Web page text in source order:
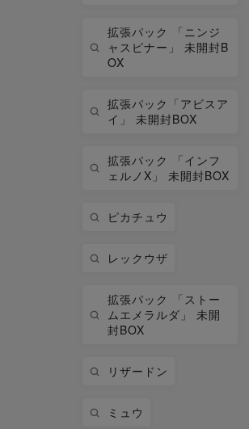
拡張パック 「ニンジ
ャスピナー」 未開封B
OX
拡張パック「アビスア
イ」 未開封BOX
拡張パック 「インフ
ェルノX」 未開封BOX
ピカチュウ
レックウザ
拡張パック 「ストー
ムエメラルダ」 未開
封BOX
リザードン
ミュウ